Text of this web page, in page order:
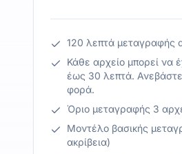
120 λεπτά μεταγραφής
Κάθε αρχείο μπορεί να
έως 30 λεπτά. Ανεβάστε
φορά.
Όριο μεταγραφής 3
Μοντέλο βασικής
ακρίβεια)